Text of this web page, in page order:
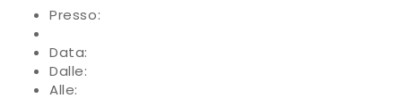
Presso:
Data:
Dalle:
Alle: